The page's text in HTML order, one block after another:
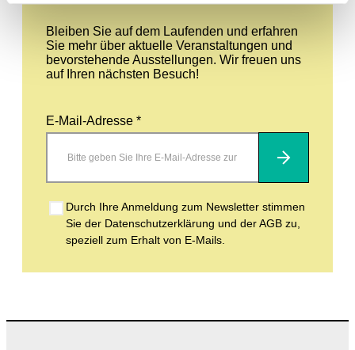
Bleiben Sie auf dem Laufenden und erfahren
Sie mehr über aktuelle Veranstaltungen und
bevorstehende Ausstellungen. Wir freuen uns
auf Ihren nächsten Besuch!
E-Mail-Adresse *
Abonnieren
Durch Ihre Anmeldung zum Newsletter stimmen
Sie der Datenschutzerklärung und der AGB zu,
speziell zum Erhalt von E-Mails.